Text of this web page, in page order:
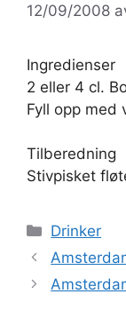
12/09/2008
Ingredienser
2 eller 4 cl.
Fyll opp med
Tilberedning
Stivpisket
Kategorier
Drinker